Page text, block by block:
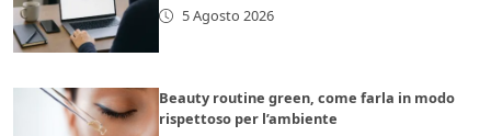
5 Agosto 2026
Beauty routine green, come farla in modo
rispettoso per l’ambiente